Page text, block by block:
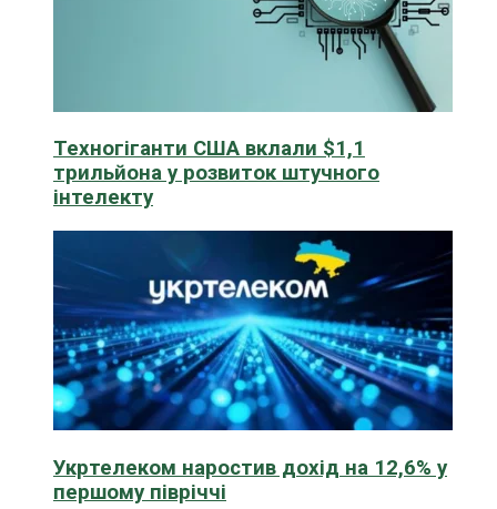
Техногіганти США вклали $1,1
трильйона у розвиток штучного
інтелекту
Укртелеком наростив дохід на 12,6% у
першому півріччі